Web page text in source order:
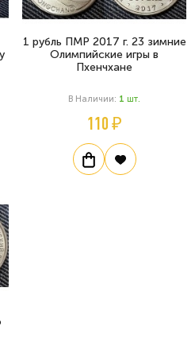
1 рубль ПМР 2017 г. 23 зимние
Олимпийские игры в
Пхенчхане
В Наличии: 1 Шт.
110 ₽